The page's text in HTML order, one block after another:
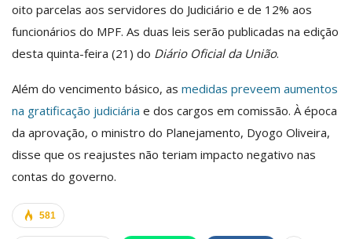
oito parcelas aos servidores do Judiciário e de 12% aos
funcionários do MPF. As duas leis serão publicadas na edição
desta quinta-feira (21) do Diário Oficial da União.
Além do vencimento básico, as medidas preveem aumentos
na gratificação judiciária e dos cargos em comissão. À época
da aprovação, o ministro do Planejamento, Dyogo Oliveira,
disse que os reajustes não teriam impacto negativo nas
contas do governo.
581